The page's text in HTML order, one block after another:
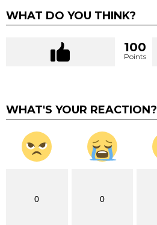
WHAT DO YOU THINK?
100
Points
WHAT'S YOUR REACTION?
0 0